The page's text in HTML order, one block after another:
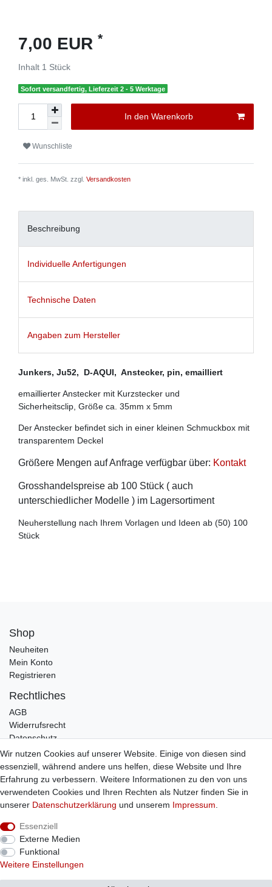
7,00 EUR *
Inhalt 1 Stück
Sofort versandfertig, Lieferzeit 2 - 5 Werktage
In den Warenkorb
Wunschliste
* inkl. ges. MwSt. zzgl. Versandkosten
Beschreibung
Individuelle Anfertigungen
Technische Daten
Angaben zum Hersteller
Junkers, Ju52, D-AQUI, Anstecker, pin, emailliert
emaillierter Anstecker mit Kurzstecker und
Sicherheitsclip, Größe ca. 35mm x 5mm
Der Anstecker befindet sich in einer kleinen Schmuckbox mit
transparentem Deckel
Größere Mengen auf Anfrage verfügbar über: Kontakt
Grosshandelspreise ab 100 Stück ( auch
unterschiedlicher Modelle ) im Lagersortiment
Neuherstellung nach Ihrem Vorlagen und Ideen ab (50) 100
Stück
Shop
Neuheiten
Mein Konto
Registrieren
Rechtliches
AGB
Widerrufsrecht
Datenschutz
Impressum
Infos
Zahlung / Versand
Individuelle Anfertigung
Bestellung widerrufen
Wir nutzen Cookies auf unserer Website. Einige von diesen sind
essenziell, während andere uns helfen, diese Website und Ihre
Erfahrung zu verbessern. Weitere Informationen zu den von uns
verwendeten Cookies und Ihren Rechten als Nutzer finden Sie in
unserer Daten­schutz­erklärung und unserem Impressum
Essenziell
Externe Medien
Funktional
Weitere Einstellungen